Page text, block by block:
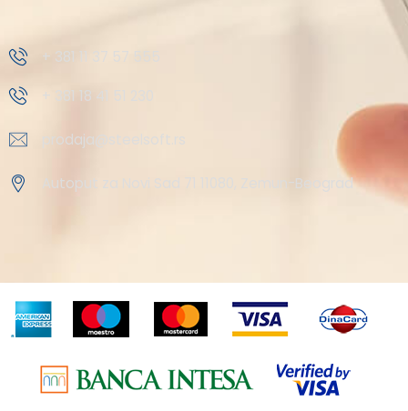
+ 381 11 37 57 555
+ 381 18 41 51 230
prodaja@steelsoft.rs
Autoput za Novi Sad 71 11080, Zemun-Beograd